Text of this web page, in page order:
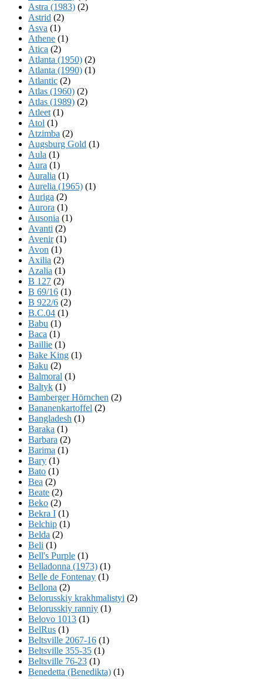
Astra (1983) (2)
Astrid (2)
Asva (1)
Athene (1)
Atica (2)
Atlanta (1950) (2)
Atlanta (1990) (1)
Atlantic (2)
Atlas (1960) (2)
Atlas (1989) (2)
Atleet (1)
Atol (1)
Atzimba (2)
Augsburg Gold (1)
Aula (1)
Aura (1)
Auralia (1)
Aurelia (1965) (1)
Auriga (2)
Aurora (1)
Ausonia (1)
Avanti (2)
Avenir(1)
Avon (1)
Axilia (2)
Azalia (1)
B 127 (2)
B 69/16 (1)
B 922/6 (2)
B.C.04 (1)
Babu (1)
Baca (1)
Baillie (1)
Bake King (1)
Baku (2)
Balmoral (1)
Baltyk (1)
Bamberger Hörnchen (2)
Bananenkartoffel (2)
Bangladesh (1)
Baraka (1)
Barbara (2)
Barima (1)
Bary (1)
Bato (1)
Bea (2)
Beate (2)
Beko (2)
Bekra I (1)
Belchip (1)
Belda (2)
Beli (1)
Bell's Purple (1)
Belladonna (1973) (1)
Belle de Fontenay (1)
Bellona (2)
Belorusskiy krakhmalistyi (2)
Belorusskiy ranniy (1)
Belovo 1013 (1)
BelRus (1)
Beltsville 2067-16 (1)
Beltsville 355-35 (1)
Beltsville 76-23 (1)
Benedetta (Benedikta) (1)